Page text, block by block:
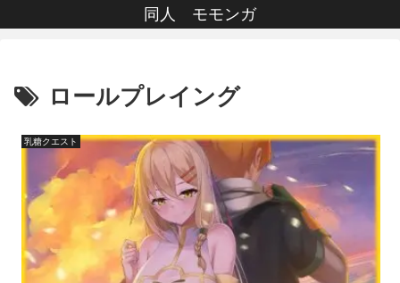
同人 モモンガ
ロールプレイング
乳糖クエスト